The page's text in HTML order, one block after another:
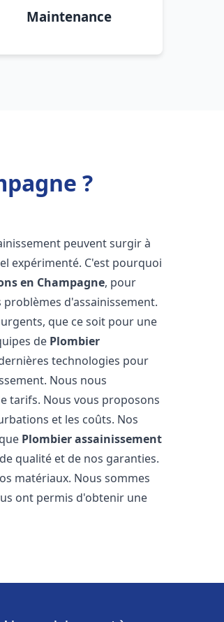
Maintenance
?
peuvent surgir à
expérimenté. C'est pourquoi
en Champagne, pour
d'assainissement.
que ce soit pour une
de Plombier
technologies pour
Nous nous
tarifs. Nous vous proposons
et les coûts. Nos
Plombier assainissement
qualité et de nos garanties.
matériaux. Nous sommes
ont permis d'obtenir une